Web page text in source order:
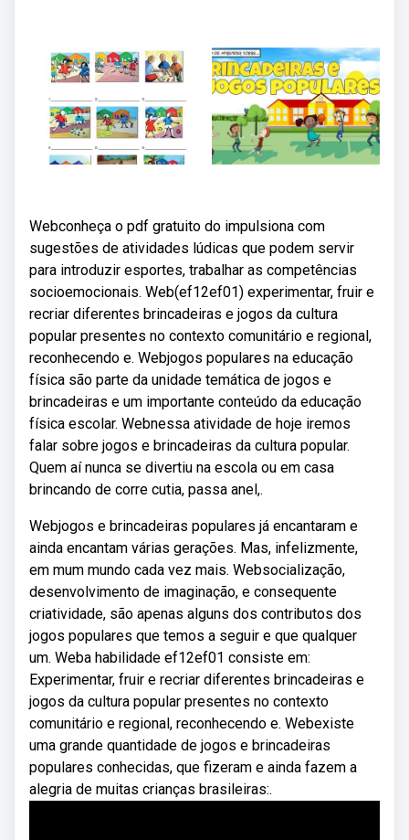
Webconheça o pdf gratuito do impulsiona com
sugestões de atividades lúdicas que podem servir
para introduzir esportes, trabalhar as competências
socioemocionais. Web(ef12ef01) experimentar, fruir e
recriar diferentes brincadeiras e jogos da cultura
popular presentes no contexto comunitário e regional,
reconhecendo e. Webjogos populares na educação
física são parte da unidade temática de jogos e
brincadeiras e um importante conteúdo da educação
física escolar. Webnessa atividade de hoje iremos
falar sobre jogos e brincadeiras da cultura popular.
Quem aí nunca se divertiu na escola ou em casa
brincando de corre cutia, passa anel,.
Webjogos e brincadeiras populares já encantaram e
ainda encantam várias gerações. Mas, infelizmente,
em mum mundo cada vez mais. Websocialização,
desenvolvimento de imaginação, e consequente
criatividade, são apenas alguns dos contributos dos
jogos populares que temos a seguir e que qualquer
um. Weba habilidade ef12ef01 consiste em:
Experimentar, fruir e recriar diferentes brincadeiras e
jogos da cultura popular presentes no contexto
comunitário e regional, reconhecendo e. Webexiste
uma grande quantidade de jogos e brincadeiras
populares conhecidas, que fizeram e ainda fazem a
alegria de muitas crianças brasileiras:.